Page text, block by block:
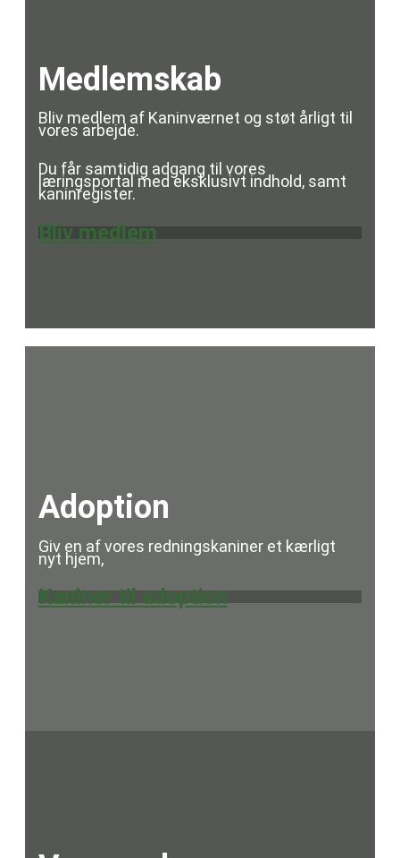
Medlemskab
Bliv medlem af Kaninværnet og støt årligt til
vores arbejde.
Du får samtidig adgang til vores
læringsportal med eksklusivt indhold, samt
kaninregister.
Bliv medlem
Adoption
Giv en af vores redningskaniner et kærligt
nyt hjem,
Kaniner til adoption